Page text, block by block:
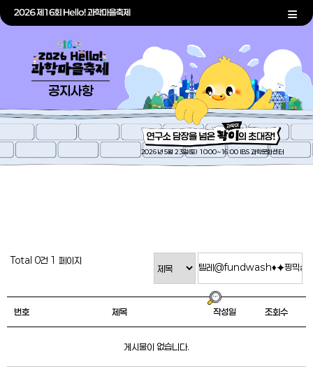
공지사항
2026년 5월 23일(토) 10:00~16:00 IBS 과학문화센터
Total 0건 1 페이지
번호 제목 작성일 조회수
게시물이 없습니다.